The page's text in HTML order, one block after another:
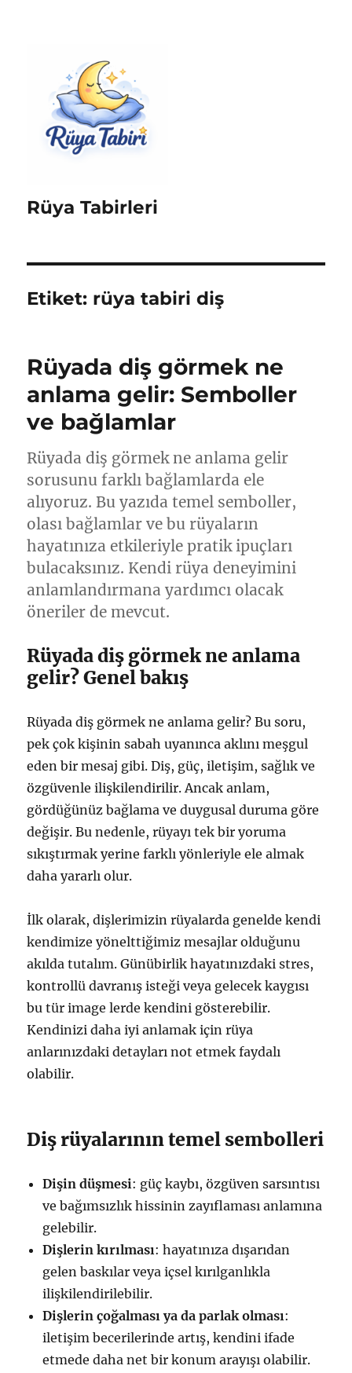
Rüya Tabirleri
Etiket: rüya tabiri diş
Rüyada diş görmek ne
anlama gelir: Semboller
ve bağlamlar
Rüyada diş görmek ne anlama gelir
sorusunu farklı bağlamlarda ele
alıyoruz. Bu yazıda temel semboller,
olası bağlamlar ve bu rüyaların
hayatınıza etkileriyle pratik ipuçları
bulacaksınız. Kendi rüya deneyimini
anlamlandırmana yardımcı olacak
öneriler de mevcut.
Rüyada diş görmek ne anlama
gelir? Genel bakış
Rüyada diş görmek ne anlama gelir? Bu soru,
pek çok kişinin sabah uyanınca aklını meşgul
eden bir mesaj gibi. Diş, güç, iletişim, sağlık ve
özgüvenle ilişkilendirilir. Ancak anlam,
gördüğünüz bağlama ve duygusal duruma göre
değişir. Bu nedenle, rüyayı tek bir yoruma
sıkıştırmak yerine farklı yönleriyle ele almak
daha yararlı olur.
İlk olarak, dişlerimizin rüyalarda genelde kendi
kendimize yönelttiğimiz mesajlar olduğunu
akılda tutalım. Günübirlik hayatınızdaki stres,
kontrollü davranış isteği veya gelecek kaygısı
bu tür image lerde kendini gösterebilir.
Kendinizi daha iyi anlamak için rüya
anlarınızdaki detayları not etmek faydalı
olabilir.
Diş rüyalarının temel sembolleri
Dişin düşmesi: güç kaybı, özgüven sarsıntısı
ve bağımsızlık hissinin zayıflaması anlamına
gelebilir.
Dişlerin kırılması: hayatınıza dışarıdan
gelen baskılar veya içsel kırılganlıkla
ilişkilendirilebilir.
Dişlerin çoğalması ya da parlak olması:
iletişim becerilerinde artış, kendini ifade
etmede daha net bir konum arayışı olabilir.